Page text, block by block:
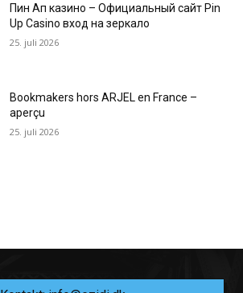
Пин Ап казино – Официальный сайт Pin
Up Casino вход на зеркало
25. juli 2026
Bookmakers hors ARJEL en France –
aperçu
25. juli 2026